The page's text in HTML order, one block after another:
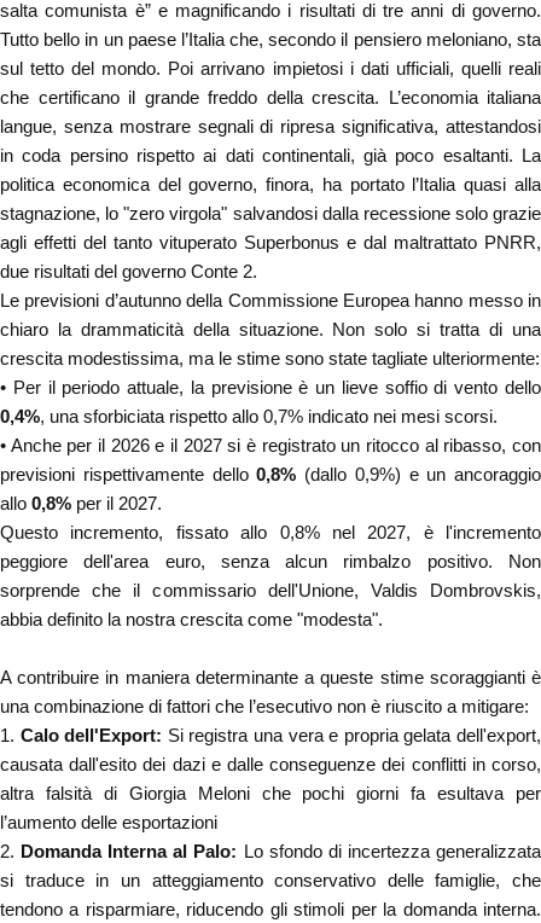
salta comunista è” e magnificando i risultati di tre anni di governo.
Tutto bello in un paese l’Italia che, secondo il pensiero meloniano, sta
sul tetto del mondo. Poi arrivano impietosi i dati ufficiali, quelli reali
che certificano il
grande freddo della crescita. L’economia italiana
langue, senza mostrare segnali di ripresa significativa, attestandosi
in coda persino rispetto ai dati continentali, già poco esaltanti. La
politica economica del governo, finora, ha portato l’Italia quasi alla
stagnazione, lo "zero virgola" salvandosi dalla recessione solo grazie
agli effetti del tanto vituperato Superbonus e dal maltrattato PNRR,
due risultati del governo Conte 2.
Le previsioni d’autunno della Commissione Europea hanno messo in
chiaro la drammaticità della situazione. Non solo si tratta di una
crescita modestissima, ma le stime sono state tagliate ulteriormente:
• Per il periodo attuale, la previsione è un lieve soffio di vento dello
0,4%, una sforbiciata rispetto allo 0,7% indicato nei mesi scorsi.
• Anche per il 2026 e il 2027 si è registrato un ritocco al ribasso, con
previsioni rispettivamente dello0,8% (dallo 0,9%) e un ancoraggio
allo 0,8% per il 2027.
Questo incremento, fissato allo 0,8% nel 2027, è l'incremento
peggiore dell'area euro, senza alcun rimbalzo positivo. Non
sorprende che il commissario dell'Unione, Valdis Dombrovskis,
abbia definito la nostra crescita come "modesta".
A contribuire in maniera determinante a queste stime scoraggianti è
una combinazione di fattori che l’esecutivo non è riuscito a mitigare:
1. Calo dell'Export: Si registra una vera e propria gelata dell'export,
causata dall'esito dei dazi e dalle conseguenze dei conflitti in corso,
altra falsità di Giorgia Meloni che pochi giorni fa esultava per
l’aumento delle esportazioni
2. Domanda Interna al Palo: Lo sfondo di incertezza generalizzata
si traduce in un atteggiamento conservativo delle famiglie, che
tendono a risparmiare, riducendo gli stimoli per la domanda interna.